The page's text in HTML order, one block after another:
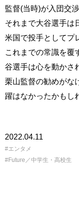
監督(当時)が入団交
それまで大谷選手は
米国で投手としてプ
これまでの常識を覆
谷選手は心を動かさ
栗山監督の勧めがな
躍はなかったかもし
2022.04.11
エンタメ
Future／中学生・高校生